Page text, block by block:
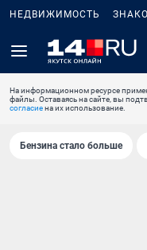
НЕДВИЖИМОСТЬ
На информационном ресурсе
файлы. Оставаясь на сайте, вы
согласиена их использование.
Бензина стало больше